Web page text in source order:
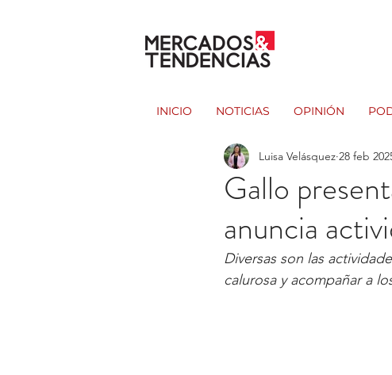
INICIO NOTICIAS OPINIÓN
Gallo
anuncia
Luisa Velásquez 28 feb
Diversas son las
calurosa y acompañar a